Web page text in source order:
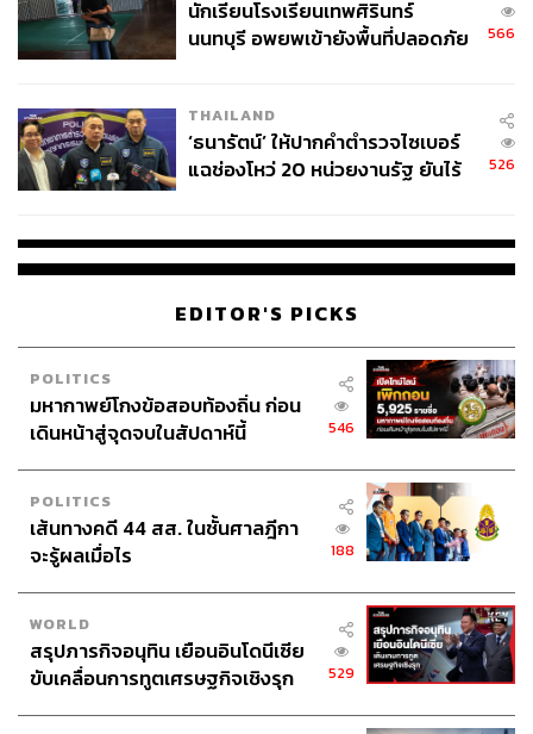
นักเรียนโรงเรียนเทพศิรินทร์
นนทบุรี อพยพเข้ายังพื้นที่ปลอดภัย
566
THAILAND
‘ธนารัตน์’ ให้ปากคำตำรวจไซเบอร์
แฉช่องโหว่ 20 หน่วยงานรัฐ ยันไร้
526
EDITOR'S PICKS
POLITICS
มหากาพย์โกงข้อสอบท้องถิ่น ก่อน
เดินหน้าสู่จุดจบในสัปดาห์นี้
546
POLITICS
เส้นทางคดี 44 สส. ในชั้นศาลฎีกา
จะรู้ผลเมื่อไร
188
WORLD
สรุปภารกิจอนุทิน เยือนอินโดนีเซีย
ขับเคลื่อนการทูตเศรษฐกิจเชิงรุก
529